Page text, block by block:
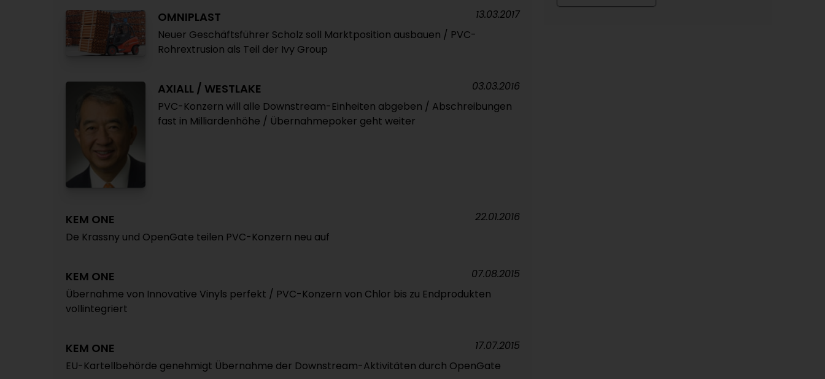
OMNIPLAST
Neuer Geschäftsführer Scholz soll Marktposition ausbauen / PVC-
Rohrextrusion als Teil der Ivy Group
13.03.2017
AXIALL / WESTLAKE
PVC-Konzern will alle Downstream-Einheiten abgeben / Abschreibungen
fast in Milliardenhöhe / Übernahmepoker geht weiter
03.03.2016
KEM ONE
De Krassny und OpenGate teilen PVC-Konzern neu auf
22.01.2016
KEM ONE
Übernahme von Innovative Vinyls perfekt / PVC-Konzern von Chlor bis zu Endprodukten
vollintegriert
07.08.2015
KEM ONE
EU-Kartellbehörde genehmigt Übernahme der Downstream-Aktivitäten durch OpenGate
17.07.2015